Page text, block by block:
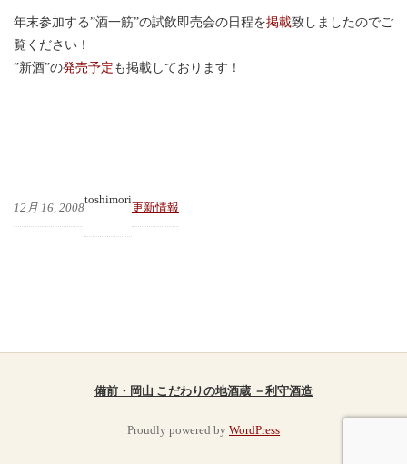
年末参加する”酒一筋”の試飲即売会の日程を掲載致しましたのでご
覧ください！
”新酒”の発売予定 も掲載しております！
12月 16, 2008
toshimori
更新情報
備前・岡山 こだわりの地酒蔵 －利守酒造
Proudly powered by WordPress